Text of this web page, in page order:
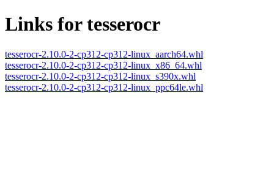
Links for tesserocr
tesserocr-2.10.0-2-cp312-cp312-linux_aarch64.whl
tesserocr-2.10.0-2-cp312-cp312-linux_x86_64.whl
tesserocr-2.10.0-2-cp312-cp312-linux_s390x.whl
tesserocr-2.10.0-2-cp312-cp312-linux_ppc64le.whl